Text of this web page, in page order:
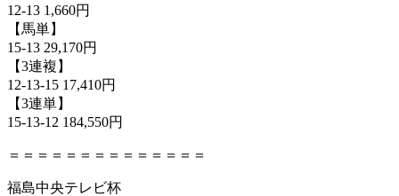
12-13 1,660円
【馬単】
15-13 29,170円
【3連複】
12-13-15 17,410円
【3連単】
15-13-12 184,550円
＝＝＝＝＝＝＝＝＝＝＝＝＝＝
福島中央テレビ杯